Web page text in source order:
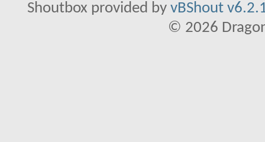
Shoutbox provided by vBShout
© 2026